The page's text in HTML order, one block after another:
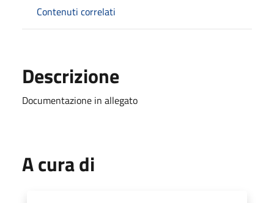
Contenuti correlati
Descrizione
Documentazione in allegato
A cura di